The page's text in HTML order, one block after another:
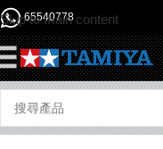
Skip to main content
65540778